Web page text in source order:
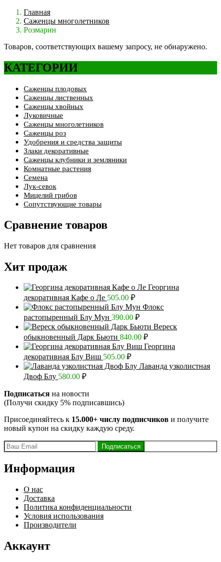
Главная
Саженцы многолетников
Розмарин
Товаров, соответствующих вашему запросу, не обнаружено.
КАТЕГОРИИ
Саженцы плодовых
Саженцы лиственных
Саженцы хвойных
Луковичные
Саженцы многолетников
Саженцы роз
Удобрения и средства защиты
Злаки декоративные
Саженцы клубники и земляники
Комнатные растения
Семена
Лук-севок
Мицелий грибов
Сопутствующие товары
Сравнение товаров
Нет товаров для сравнения
Хит продаж
Георгина
декоративная Кафе о Ле 505.00 ₽
Флокс
растопыренный Блу Мун 390.00 ₽
Вереск
обыкновенный Дарк Бьюти 840.00 ₽
Георгина
декоративная Блу Виш 505.00 ₽
Лаванда узколистная
Двоф Блу 580.00 ₽
Подписаться на новости
(Получи скидку 5% подписавшись)
Присоединяйтесь к 15.000+ числу подписчиков и получите
новый купон на скидку каждую среду.
Информация
О нас
Доставка
Политика конфиденциальности
Условия использования
Производители
Аккаунт